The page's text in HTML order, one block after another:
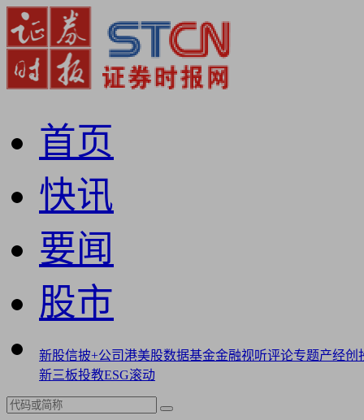
首页
快讯
要闻
股市
新股信披+公司港美股数据基金金融视听评论专题产经创
新三板投教ESG滚动